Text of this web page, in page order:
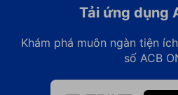
Tải ứng dụng
Khám phá muôn ngàn tiện
số ACB